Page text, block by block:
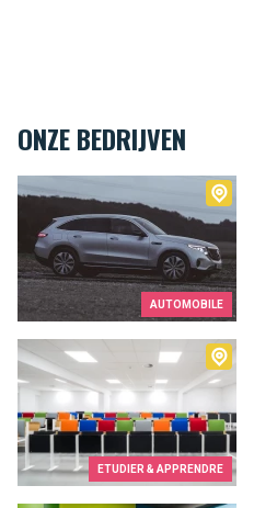
ONZE BEDRIJVEN
AUTOMOBILE
Mercedes Benz - Mannès
ETUDIER & APPRENDRE
EPFC